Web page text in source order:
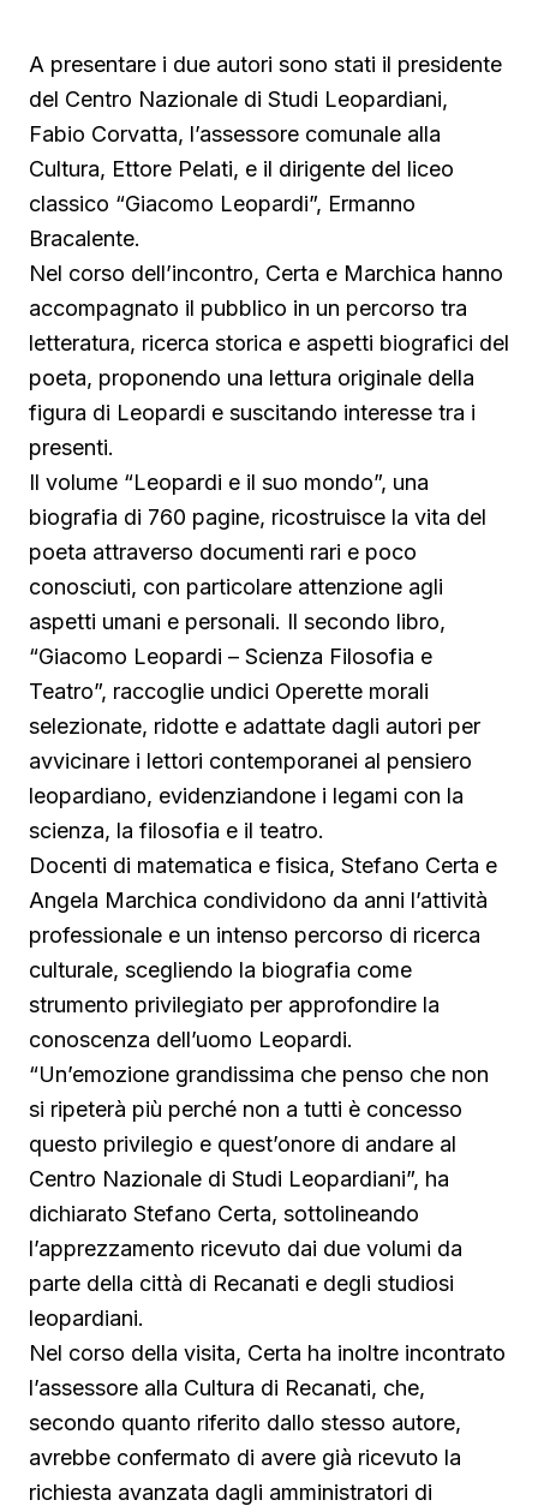
A presentare i due autori sono stati il presidente
del Centro Nazionale di Studi Leopardiani,
Fabio Corvatta, l’assessore comunale alla
Cultura, Ettore Pelati, e il dirigente del liceo
classico “Giacomo Leopardi”, Ermanno
Bracalente.
Nel corso dell’incontro, Certa e Marchica hanno
accompagnato il pubblico in un percorso tra
letteratura, ricerca storica e aspetti biografici del
poeta, proponendo una lettura originale della
figura di Leopardi e suscitando interesse tra i
presenti.
Il volume “Leopardi e il suo mondo”, una
biografia di 760 pagine, ricostruisce la vita del
poeta attraverso documenti rari e poco
conosciuti, con particolare attenzione agli
aspetti umani e personali. Il secondo libro,
“Giacomo Leopardi – Scienza Filosofia e
Teatro”, raccoglie undici Operette morali
selezionate, ridotte e adattate dagli autori per
avvicinare i lettori contemporanei al pensiero
leopardiano, evidenziandone i legami con la
scienza, la filosofia e il teatro.
Docenti di matematica e fisica, Stefano Certa e
Angela Marchica condividono da anni l’attività
professionale e un intenso percorso di ricerca
culturale, scegliendo la biografia come
strumento privilegiato per approfondire la
conoscenza dell’uomo Leopardi.
“Un’emozione grandissima che penso che non
si ripeterà più perché non a tutti è concesso
questo privilegio e quest’onore di andare al
Centro Nazionale di Studi Leopardiani”, ha
dichiarato Stefano Certa, sottolineando
l’apprezzamento ricevuto dai due volumi da
parte della città di Recanati e degli studiosi
leopardiani.
Nel corso della visita, Certa ha inoltre incontrato
l’assessore alla Cultura di Recanati, che,
secondo quanto riferito dallo stesso autore,
avrebbe confermato di avere già ricevuto la
richiesta avanzata dagli amministratori di